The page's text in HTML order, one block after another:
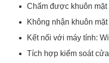
Chấm được khuôn mặt
Không nhận khuôn
Kết nối với máy tính:
Tích hợp kiểm soát